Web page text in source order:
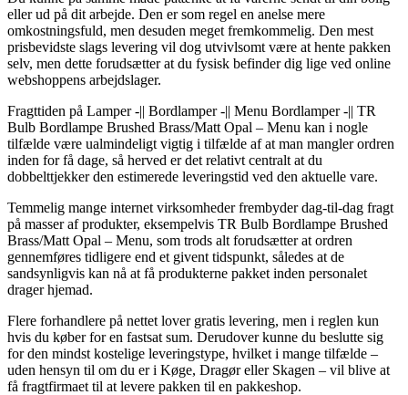
eller ud på dit arbejde. Den er som regel en anelse mere
omkostningsfuld, men desuden meget fremkommelig. Den mest
prisbevidste slags levering vil dog utvivlsomt være at hente pakken
selv, men dette forudsætter at du fysisk befinder dig lige ved online
webshoppens arbejdslager.
Fragttiden på Lamper -|| Bordlamper -|| Menu Bordlamper -|| TR
Bulb Bordlampe Brushed Brass/Matt Opal – Menu kan i nogle
tilfælde være ualmindeligt vigtig i tilfælde af at man mangler ordren
inden for få dage, så herved er det relativt centralt at du
dobbelttjekker den estimerede leveringstid ved den aktuelle vare.
Temmelig mange internet virksomheder frembyder dag-til-dag fragt
på masser af produkter, eksempelvis TR Bulb Bordlampe Brushed
Brass/Matt Opal – Menu, som trods alt forudsætter at ordren
gennemføres tidligere end et givent tidspunkt, således at de
sandsynligvis kan nå at få produkterne pakket inden personalet
drager hjemad.
Flere forhandlere på nettet lover gratis levering, men i reglen kun
hvis du køber for en fastsat sum. Derudover kunne du beslutte sig
for den mindst kostelige leveringstype, hvilket i mange tilfælde –
uden hensyn til om du er i Køge, Dragør eller Skagen – vil blive at
få fragtfirmaet til at levere pakken til en pakkeshop.